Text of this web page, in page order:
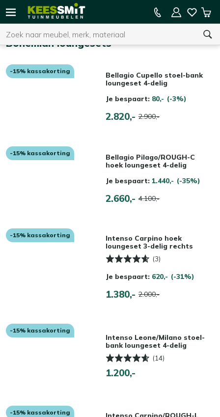
Kees
Tuinmeubelen
Zoeken
U heeft geen product(en) in uw winkelwagen.
15% kassakorting op de hele collectie
Bohemian loungesets
-15% kassakorting
Bellagio Cupello stoel-bank
loungeset 4-delig
Je bespaart: 80,- (-3%)
2.820,- 2.900,-
-15% kassakorting
Bellagio Pilago/ROUGH-C
hoek loungeset 4-delig
Je bespaart: 1.440,- (-35%)
2.660,- 4.100,-
-15% kassakorting
Intenso Carpino hoek
loungeset 3-delig rechts
(3)
Je bespaart: 620,- (-31%)
1.380,- 2.000,-
-15% kassakorting
Intenso Leone/Milano stoel-
bank loungeset 4-delig
(14)
1.200,-
-15% kassakorting